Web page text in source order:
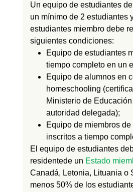
Un equipo de estudiantes
un mínimo de 2 estudiantes
estudiantes miembro debe
siguientes condiciones:
Equipo de estudiantes
tiempo completo en un
Equipo de alumnos en
homeschooling
Ministerio de
autoridad delegada);
Equipo de miembros de
inscritos a tiempo
El equipo de estudiantes
residentede un Estado
Canadá, Letonia, Lituania o
menos 50% de los